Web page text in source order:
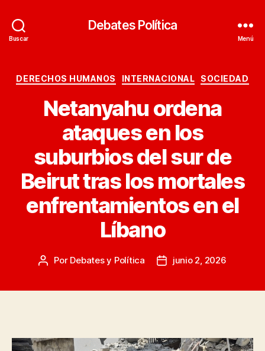
Buscar
Debates Política
Menú
Categorías
DERECHOS HUMANOS INTERNACIONAL SOCIEDAD
Netanyahu ordena
ataques en los
suburbios del sur de
Beirut tras los mortales
enfrentamientos en el
Líbano
Autor
Por Debates y Política
Fechajunio 2, 2026